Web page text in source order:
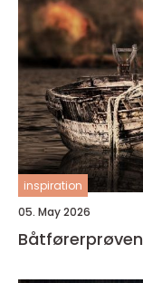
inspiration
05. May 2026
Båtførerprøven